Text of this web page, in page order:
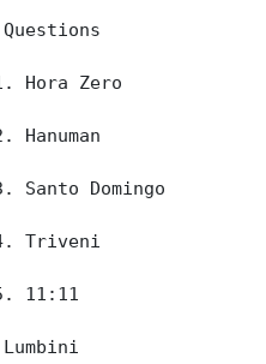
Questions
Hora Zero
Hanuman
Santo Domingo
Triveni
11:11
Lumbini